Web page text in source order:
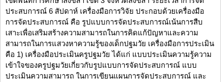
ประสบการณ์ 6 สัปดาห์ เครื่องมือการวิจัย ประกอบด้วยเครื่องมือ
การจัดประสบการณ์ คือ รูปแบบการจัดประสบการณ์เน้นการสืบ
เสาะเพื่อเสริมสร้างความสามารถในการคิดแก้ปัญหาและความ
สามารถในการแสวงหาความรู้ของเด็กปฐมวัย เครื่องมือการประเมิน
คือ 1) เครื่องมือประเมินครูปฐมวัย ได้แก่ แบบประเมินความรู้ความ
เข้าใจของครูปฐมวัยเกี่ยวกับรูปแบบการจัดประสบการณ์ แบบ
ประเมินความสามารถ ในการเขียนแผนการจัดประสบการณ์ และ